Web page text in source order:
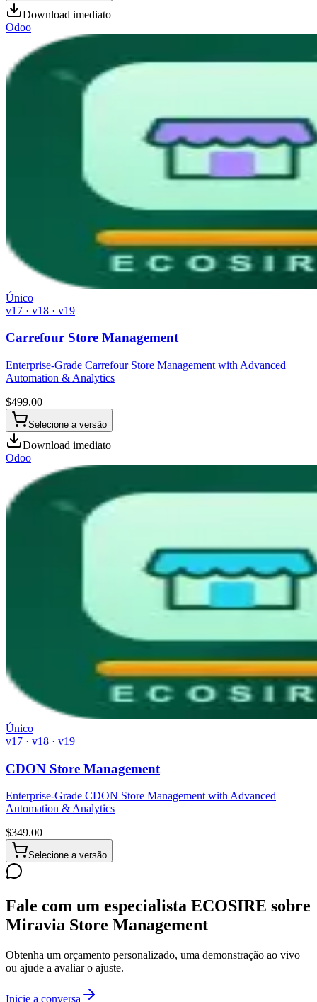
Download imediato
Odoo
Único
v17 · v18 · v19
Carrefour Store Management
Enterprise-Grade Carrefour Store Management with Advanced
Automation & Analytics
$499.00
Selecione a versão
Download imediato
Odoo
Único
v17 · v18 · v19
CDON Store Management
Enterprise-Grade CDON Store Management with Advanced
Automation & Analytics
$349.00
Selecione a versão
Fale com um especialista ECOSIRE sobre
Miravia Store Management
Obtenha um orçamento personalizado, uma demonstração ao vivo
ou ajude a avaliar o ajuste.
Inicie a conversa